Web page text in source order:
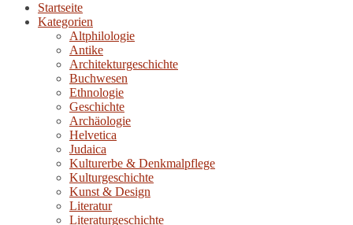
Startseite
Kategorien
Altphilologie
Antike
Architekturgeschichte
Buchwesen
Ethnologie
Geschichte
Archäologie
Helvetica
Judaica
Kulturerbe & Denkmalpflege
Kulturgeschichte
Kunst & Design
Literatur
Literaturgeschichte